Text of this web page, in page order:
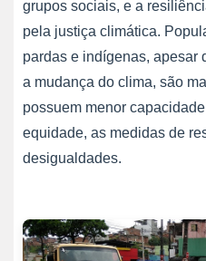
grupos sociais, e a
pela justiça climática.
pardas e indígenas, apesar
a mudança do clima, são
possuem menor
equidade, as medidas de
desigualdades.